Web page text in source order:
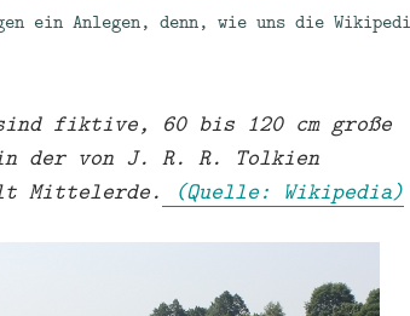
ein Anlegen, denn, wie uns die
fiktive, 60 bis 120 cmgroße
in der von J. R. R. Tolkien
Mittelerde.
(Quelle: Wikipedia)